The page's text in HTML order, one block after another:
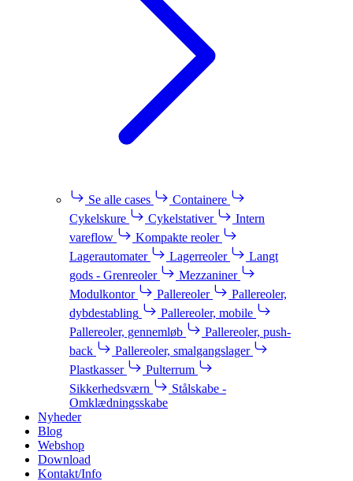
Se alle cases
Containere
Cykelskure
Cykelstativer
Intern
vareflow
Kompakte reoler
Lagerautomater
Lagerreoler
Langt
gods - Grenreoler
Mezzaniner
Modulkontor
Pallereoler
Pallereoler,
dybdestabling
Pallereoler, mobile
Pallereoler, gennemløb
Pallereoler, push-
back
Pallereoler, smalgangslager
Plastkasser
Pulterrum
Sikkerhedsværn
Stålskabe -
Omklædningsskabe
Nyheder
Blog
Webshop
Download
Kontakt/Info